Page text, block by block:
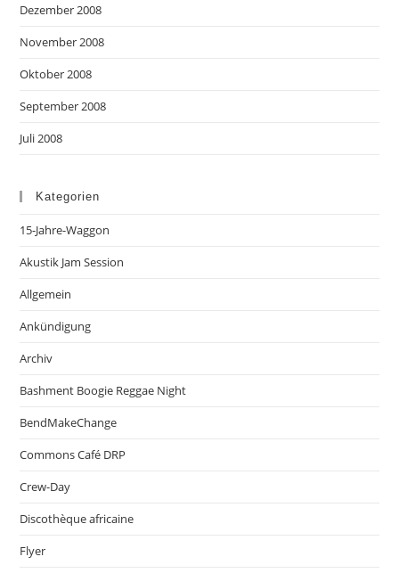
Dezember 2008
November 2008
Oktober 2008
September 2008
Juli 2008
Kategorien
15-Jahre-Waggon
Akustik Jam Session
Allgemein
Ankündigung
Archiv
Bashment Boogie Reggae Night
BendMakeChange
Commons Café DRP
Crew-Day
Discothèque africaine
Flyer